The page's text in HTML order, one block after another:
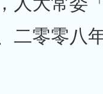
二零零八